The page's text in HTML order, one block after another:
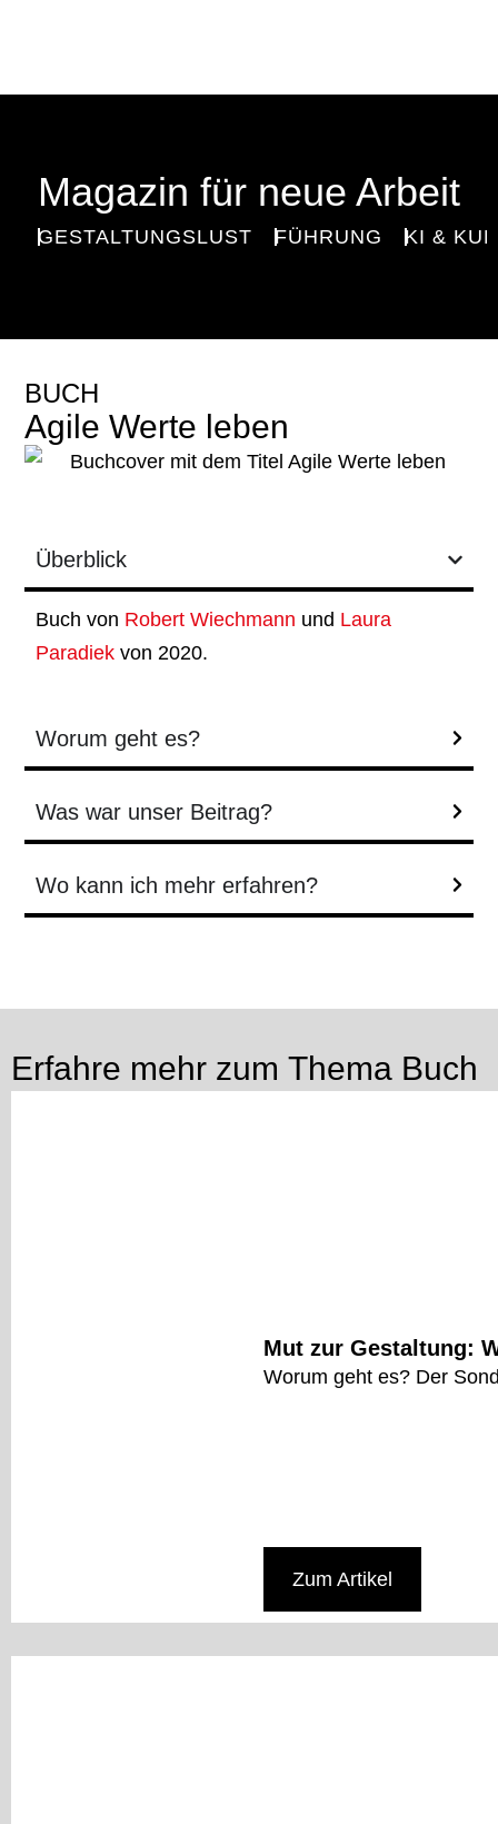
Magazin für neue Arbeit
GESTALTUNGSLUST FÜHRUNG KI &
BUCH
Agile Werte leben
Überblick
Buch von Robert Wiechmann und Laura
Paradiek von 2020.
Worum geht es?
Was war unser Beitrag?
Wo kann ich mehr erfahren?
Erfahre mehr zum Thema Buch
Mut zur Gestaltung:
Worum geht es? Der
Zum Artikel